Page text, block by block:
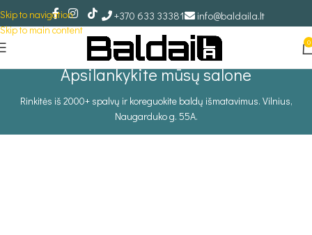
Skip to navigation
Skip to main content
+370 633 33381 info@baldaila.lt
0
Apsilankykite mūsų salone
Rinkitės iš 2000+ spalvų ir koreguokite baldų išmatavimus. Vilnius,
Naugarduko g. 55A.